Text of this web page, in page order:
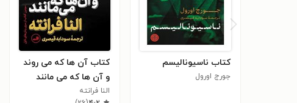
کتاب ناسیونالیسم
جورج اورول
کتاب آن ها که می روند
و آن ها که می مانند
النا فرانته